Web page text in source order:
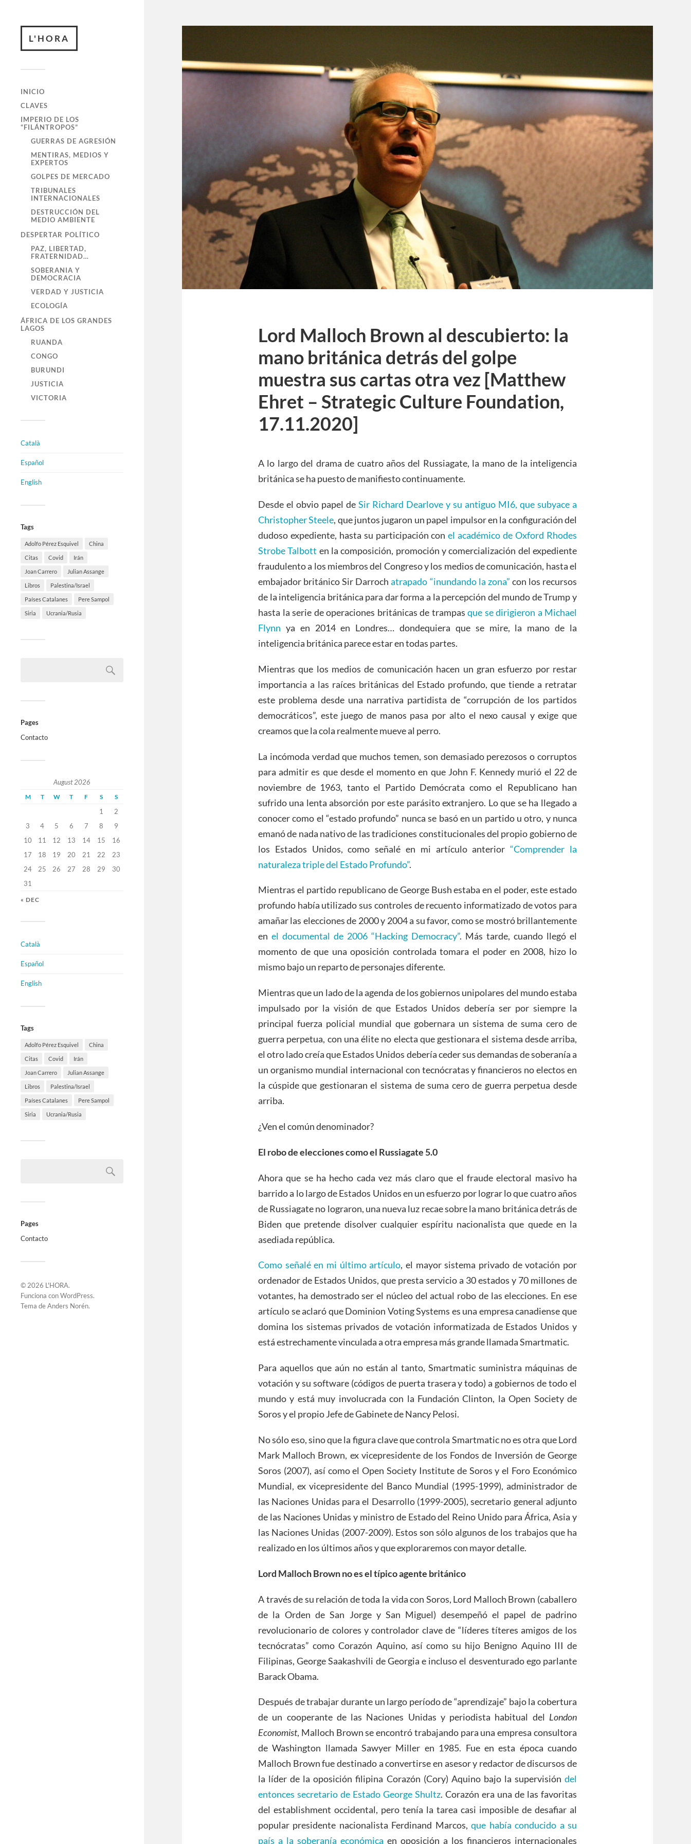
L'HORA
INICIO
CLAVES
IMPERIO DE LOS
“FILÁNTROPOS”
GUERRAS DE AGRESIÓN
MENTIRAS, MEDIOS Y
EXPERTOS
GOLPES DE MERCADO
TRIBUNALES
INTERNACIONALES
DESTRUCCIÓN DEL
MEDIO AMBIENTE
DESPERTAR POLÍTICO
PAZ, LIBERTAD,
FRATERNIDAD…
SOBERANIA Y
DEMOCRACIA
VERDAD Y JUSTICIA
ECOLOGÍA
ÁFRICA DE LOS GRANDES
LAGOS
RUANDA
CONGO
BURUNDI
JUSTICIA
VICTORIA
Català
Español
English
Tags
Adolfo Pérez Esquivel China
Citas Covid Irán
Joan Carrero Julian Assange
Libros Palestina/Israel
Países Catalanes Pere Sampol
Siria Ucrania/Rusia
Pages
Contacto
August 2026
M T W T F S S
1
2
3
4 5 6 7 8
9
10
11 12 13 14 15
16
17
18 19 20 21 22
23
24
25 26 27 28 29
30
31
« DEC
Català
Español
English
Tags
Adolfo Pérez Esquivel China
Citas Covid Irán
Joan Carrero Julian Assange
Libros Palestina/Israel
Países Catalanes Pere Sampol
Siria Ucrania/Rusia
Pages
Contacto
© 2026 L'HORA.
Funciona conWordPress.
Tema deAnders Norén.
Lord Malloch Brown al descubierto: la
mano británica detrás del golpe
muestra sus cartas otra vez [Matthew
Ehret – Strategic Culture Foundation,
17.11.2020]
A lo largo del drama de cuatro años del Russiagate, la mano de la inteligencia
británica se ha puesto de manifiesto continuamente.
Desde el obvio papel de Sir Richard Dearlove y su antiguo MI6, que subyace a
Christopher Steele, que juntos jugaron un papel impulsor en la configuración del
dudoso expediente, hasta su participación conel académico de Oxford Rhodes
Strobe Talbott en la composición, promoción y comercialización del expediente
fraudulento a los miembros del Congreso y los medios de comunicación, hasta el
embajador británico Sir Darrochatrapado “inundando la zona” con los recursos
de la inteligencia británica para dar forma a la percepción del mundo de Trump y
hasta la serie de operaciones británicas de trampas que se dirigieron a Michael
Flynn ya en 2014 en Londres… dondequiera que se mire, la mano de la
inteligencia británica parece estar en todas partes.
Mientras que los medios de comunicación hacen un gran esfuerzo por restar
importancia a las raíces británicas del Estado profundo, que tiende a retratar
este problema desde una narrativa partidista de “corrupción de los partidos
democráticos”, este juego de manos pasa por alto el nexo causal y exige que
creamos que la cola realmente mueve al perro.
La incómoda verdad que muchos temen, son demasiado perezosos o corruptos
para admitir es que desde el momento en que John F. Kennedy murió el 22 de
noviembre de 1963, tanto el Partido Demócrata como el Republicano han
sufrido una lenta absorción por este parásito extranjero. Lo que se ha llegado a
conocer como el “estado profundo” nunca se basó en un partido u otro, y nunca
emanó de nada nativo de las tradiciones constitucionales del propio gobierno de
los Estados Unidos, como señalé en mi artículo anterior“Comprender la
naturaleza triple del Estado Profundo”.
Mientras el partido republicano de George Bush estaba en el poder, este estado
profundo había utilizado sus controles de recuento informatizado de votos para
amañar las elecciones de 2000 y 2004 a su favor, como se mostró brillantemente
en el documental de 2006 “Hacking Democracy”. Más tarde, cuando llegó el
momento de que una oposición controlada tomara el poder en 2008, hizo lo
mismo bajo un reparto de personajes diferente.
Mientras que un lado de la agenda de los gobiernos unipolares del mundo estaba
impulsado por la visión de que Estados Unidos debería ser por siempre la
principal fuerza policial mundial que gobernara un sistema de suma cero de
guerra perpetua, con una élite no electa que gestionara el sistema desde arriba,
el otro lado creía que Estados Unidos debería ceder sus demandas de soberanía a
un organismo mundial internacional con tecnócratas y financieros no electos en
la cúspide que gestionaran el sistema de suma cero de guerra perpetua desde
arriba.
¿Ven el común denominador?
El robo de elecciones como el Russiagate 5.0
Ahora que se ha hecho cada vez más claro que el fraude electoral masivo ha
barrido a lo largo de Estados Unidos en un esfuerzo por lograr lo que cuatro años
de Russiagate no lograron, una nueva luz recae sobre la mano británica detrás de
Biden que pretende disolver cualquier espíritu nacionalista que quede en la
asediada república.
Como señalé en mi último artículo, el mayor sistema privado de votación por
ordenador de Estados Unidos, que presta servicio a 30 estados y 70 millones de
votantes, ha demostrado ser el núcleo del actual robo de las elecciones. En ese
artículo se aclaró que Dominion Voting Systems es una empresa canadiense que
domina los sistemas privados de votación informatizada de Estados Unidos y
está estrechamente vinculada a otra empresa más grande llamada Smartmatic.
Para aquellos que aún no están al tanto, Smartmatic suministra máquinas de
votación y su software (códigos de puerta trasera y todo) a gobiernos de todo el
mundo y está muy involucrada con la Fundación Clinton, la Open Society de
Soros y el propio Jefe de Gabinete de Nancy Pelosi.
No sólo eso, sino que la figura clave que controla Smartmatic no es otra que Lord
Mark Malloch Brown, ex vicepresidente de los Fondos de Inversión de George
Soros (2007), así como el Open Society Institute de Soros y el Foro Económico
Mundial, ex vicepresidente del Banco Mundial (1995-1999), administrador de
las Naciones Unidas para el Desarrollo (1999-2005), secretario general adjunto
de las Naciones Unidas y ministro de Estado del Reino Unido para África, Asia y
las Naciones Unidas (2007-2009). Estos son sólo algunos de los trabajos que ha
realizado en los últimos años y que exploraremos con mayor detalle.
Lord Malloch Brown no es el típico agente británico
A través de su relación de toda la vida con Soros, Lord Malloch Brown (caballero
de la Orden de San Jorge y San Miguel) desempeñó el papel de padrino
revolucionario de colores y controlador clave de “líderes títeres amigos de los
tecnócratas” como Corazón Aquino, así como su hijo Benigno Aquino III de
Filipinas, George Saakashvili de Georgia e incluso el desventurado ego parlante
Barack Obama.
Después de trabajar durante un largo período de “aprendizaje” bajo la cobertura
de un cooperante de las Naciones Unidas y periodista habitual del London
Economist, Malloch Brown se encontró trabajando para una empresa consultora
de Washington llamada Sawyer Miller en 1985. Fue en esta época cuando
Malloch Brown fue destinado a convertirse en asesor y redactor de discursos de
la líder de la oposición filipina Corazón (Cory) Aquino bajo la supervisión del
entonces secretario de Estado George Shultz. Corazón era una de las favoritas
del establishment occidental, pero tenía la tarea casi imposible de desafiar al
popular presidente nacionalista Ferdinand Marcos,que había conducido a su
país a la soberanía económica en oposición a los financieros internacionales